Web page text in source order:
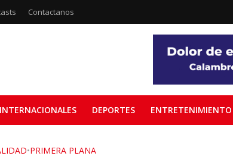
Contactanos
INTERNACIONALES DEPORTES ENTRETENIMIENTO
•PRIMERA PLANA